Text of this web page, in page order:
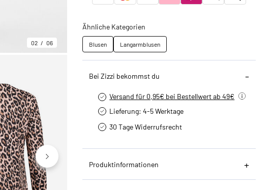
02 06
Ähnliche Kategorien
Blusen Langarmblusen
Bei Zizzi bekommst du
Versand für 0,95€ bei Bestellwert ab 49€
Lieferung: 4-5 Werktage
30 Tage Widerrufsrecht
Produktinformationen